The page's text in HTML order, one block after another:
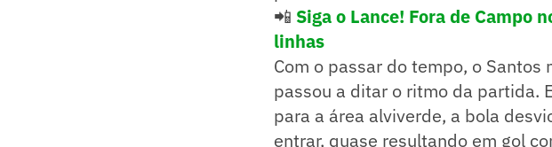
📲 Siga o Lance! Fora de Campo
linhas
Com o passar do tempo, o
passou a ditar o ritmo da partida.
para a área alviverde, a bola
entrar, quase resultando em gol